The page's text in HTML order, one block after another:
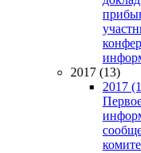
2017 (13)
2017